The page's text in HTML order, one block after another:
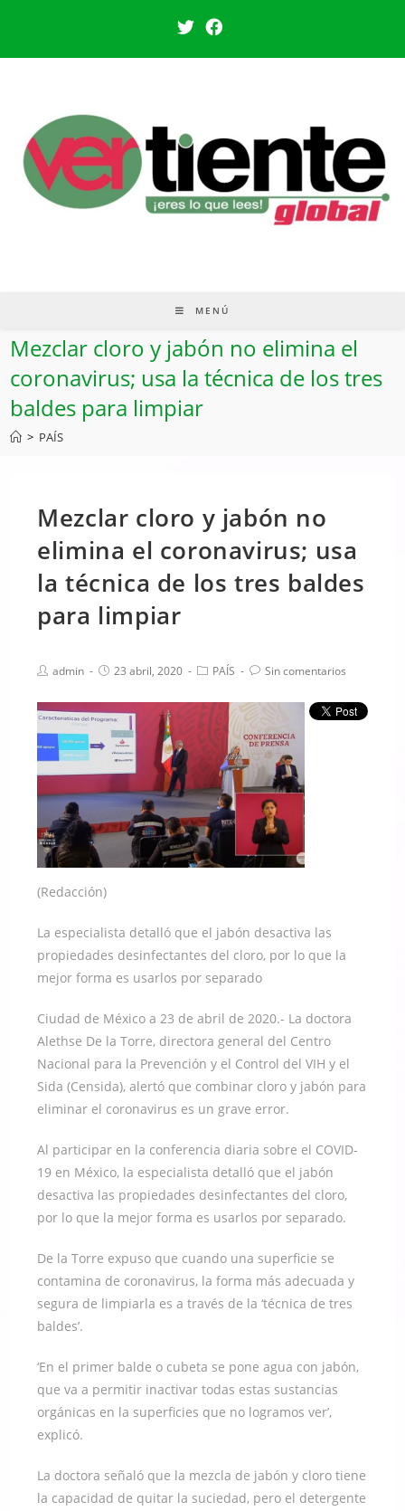
MENÚ
Mezclar cloro y jabón no elimina el
coronavirus; usa la técnica de los tres
baldes para limpiar
> PAÍS
Mezclar cloro y jabón no
elimina el coronavirus; usa
la técnica de los tres baldes
para limpiar
admin 23 abril, 2020 PAÍS Sin comentarios
(Redacción)
La especialista detalló que el jabón desactiva las
propiedades desinfectantes del cloro, por lo que la
mejor forma es usarlos por separado
Ciudad de México a 23 de abril de 2020.- La doctora
Alethse De la Torre, directora general del Centro
Nacional para la Prevención y el Control del VIH y el
Sida (Censida), alertó que combinar cloro y jabón para
eliminar el coronavirus es un grave error.
Al participar en la conferencia diaria sobre el COVID-
19 en México, la especialista detalló que el jabón
desactiva las propiedades desinfectantes del cloro,
por lo que la mejor forma es usarlos por separado.
De la Torre expuso que cuando una superficie se
contamina de coronavirus, la forma más adecuada y
segura de limpiarla es a través de la ‘técnica de tres
baldes’.
‘En el primer balde o cubeta se pone agua con jabón,
que va a permitir inactivar todas estas sustancias
orgánicas en la superficies que no logramos ver’,
explicó.
La doctora señaló que la mezcla de jabón y cloro tiene
la capacidad de quitar la suciedad, pero el detergente